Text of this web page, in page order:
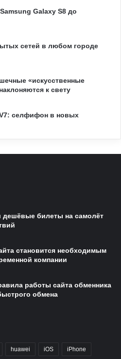
Galaxy S8 до
сетей в любом городе
«искусственные
к свету
селфифон в новых
дешёвые билеты на самолёт
становится необходимым
компании
работы сайта обменника
обмена
huawei iOS iPhone